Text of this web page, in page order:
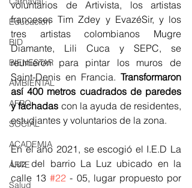
Educación
BID
BIENESTAR
AMBIENTAL
AFRO
SOCIAL
ACADEMIA
ARTE
Salud
voluntarios de Artivista, los artistas
franceses Tim Zdey y EvazéSir, y los
tres artistas colombianos Mugre
Diamante, Lili Cuca y SEPC, se
reunieron para pintar los muros de
Saint-Denis en Francia. Transformaron
así 400 metros cuadrados de paredes
y fachadas con la ayuda de residentes,
estudiantes y voluntarios de la zona.
En el año 2021, se escogió el I.E.D La
Luz del barrio La Luz ubicado en la
calle 13 #22 - 05, lugar propuesto por